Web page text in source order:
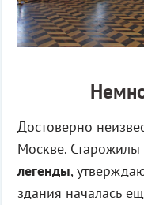
Достоверно
Москве. Старожилы
легенды,
здания началась